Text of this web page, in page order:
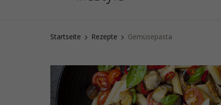
Startseite Rezepte Gemüsepasta